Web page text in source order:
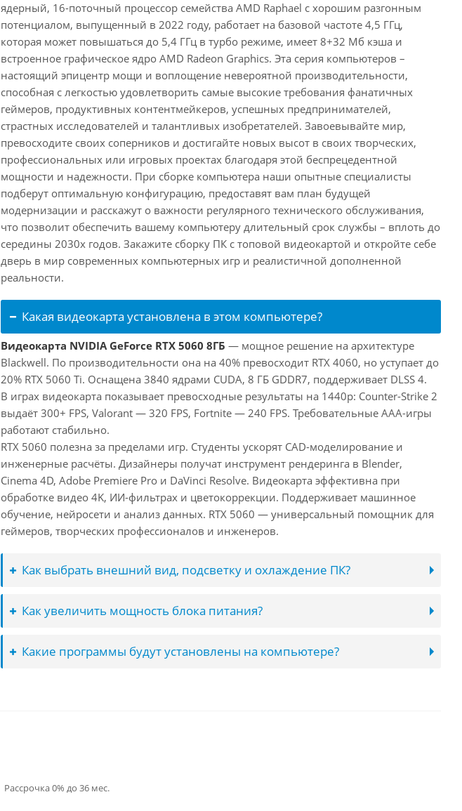
ядерный, 16-поточный процессор семейства AMD Raphael с хорошим разгонным
потенциалом, выпущенный в 2022 году, работает на базовой частоте 4,5 ГГц,
которая может повышаться до 5,4 ГГц в турбо режиме, имеет 8+32 Мб кэша и
встроенное графическое ядро AMD Radeon Graphics. Эта серия компьютеров –
настоящий эпицентр мощи и воплощение невероятной производительности,
способная с легкостью удовлетворить самые высокие требования фанатичных
геймеров, продуктивных контентмейкеров, успешных предпринимателей,
страстных исследователей и талантливых изобретателей. Завоевывайте мир,
превосходите своих соперников и достигайте новых высот в своих творческих,
профессиональных или игровых проектах благодаря этой беспрецедентной
мощности и надежности. При сборке компьютера наши опытные специалисты
подберут оптимальную конфигурацию, предоставят вам план будущей
модернизации и расскажут о важности регулярного технического обслуживания,
что позволит обеспечить вашему компьютеру длительный срок службы – вплоть до
середины 2030х годов. Закажите сборку ПК с топовой видеокартой и откройте себе
дверь в мир современных компьютерных игр и реалистичной дополненной
реальности.
Какая видеокарта установлена в этом компьютере?
Видеокарта NVIDIA GeForce RTX 5060 8ГБ — мощное решение на архитектуре
Blackwell. По производительности она на 40% превосходит RTX 4060, но уступает до
20% RTX 5060 Ti. Оснащена 3840 ядрами CUDA, 8 ГБ GDDR7, поддерживает DLSS 4.
В играх видеокарта показывает превосходные результаты на 1440p: Counter-Strike 2
выдаёт 300+ FPS, Valorant — 320 FPS, Fortnite — 240 FPS. Требовательные AAA-игры
работают стабильно.
RTX 5060 полезна за пределами игр. Студенты ускорят CAD-моделирование и
инженерные расчёты. Дизайнеры получат инструмент рендеринга в Blender,
Cinema 4D, Adobe Premiere Pro и DaVinci Resolve. Видеокарта эффективна при
обработке видео 4K, ИИ-фильтрах и цветокоррекции. Поддерживает машинное
обучение, нейросети и анализ данных. RTX 5060 — универсальный помощник для
геймеров, творческих профессионалов и инженеров.
Как выбрать внешний вид, подсветку и охлаждение ПК?
Как увеличить мощность блока питания?
Какие программы будут установлены на компьютере?
Рассрочка 0% до 36 мес.